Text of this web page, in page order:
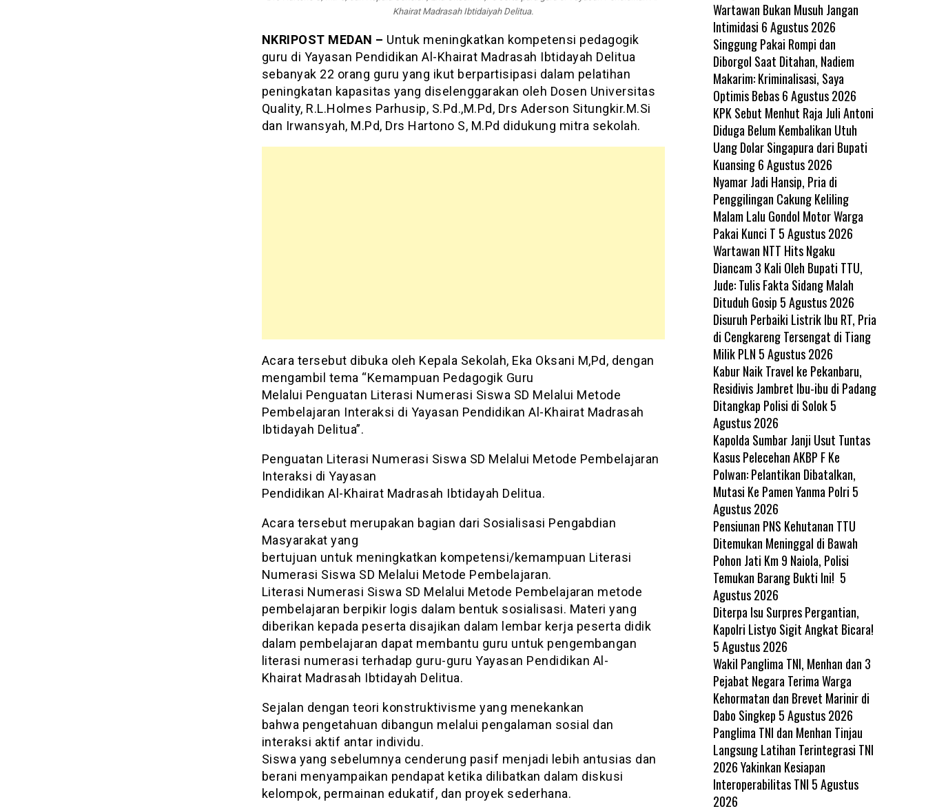
Khairat Madrasah Ibtidaiyah Delitua.
NKRIPOST MEDAN – Untuk meningkatkan kompetensi pedagogik
guru di Yayasan Pendidikan Al-Khairat Madrasah Ibtidayah Delitua
sebanyak 22 orang guru yang ikut berpartisipasi dalam pelatihan
peningkatan kapasitas yang diselenggarakan oleh Dosen Universitas
Quality, R.L.Holmes Parhusip, S.Pd.,M.Pd, Drs Aderson Situngkir.M.Si
dan Irwansyah, M.Pd, Drs Hartono S, M.Pd didukung mitra sekolah.
Acara tersebut dibuka oleh Kepala Sekolah, Eka Oksani M,Pd, dengan
mengambil tema “Kemampuan Pedagogik Guru
Melalui Penguatan Literasi Numerasi Siswa SD Melalui Metode
Pembelajaran Interaksi di Yayasan Pendidikan Al-Khairat Madrasah
Ibtidayah Delitua”.
Penguatan Literasi Numerasi Siswa SD Melalui Metode Pembelajaran
Interaksi di Yayasan
Pendidikan Al-Khairat Madrasah Ibtidayah Delitua.
Acara tersebut merupakan bagian dari Sosialisasi Pengabdian
Masyarakat yang
bertujuan untuk meningkatkan kompetensi/kemampuan Literasi
Numerasi Siswa SD Melalui Metode Pembelajaran.
Literasi Numerasi Siswa SD Melalui Metode Pembelajaran metode
pembelajaran berpikir logis dalam bentuk sosialisasi. Materi yang
diberikan kepada peserta disajikan dalam lembar kerja peserta didik
dalam pembelajaran dapat membantu guru untuk pengembangan
literasi numerasi terhadap guru-guru Yayasan Pendidikan Al-
Khairat Madrasah Ibtidayah Delitua.
Sejalan dengan teori konstruktivisme yang menekankan
bahwa pengetahuan dibangun melalui pengalaman sosial dan
interaksi aktif antar individu.
Siswa yang sebelumnya cenderung pasif menjadi lebih antusias dan
berani menyampaikan pendapat ketika dilibatkan dalam diskusi
kelompok, permainan edukatif, dan proyek sederhana.
Wartawan Bukan Musuh Jangan
Intimidasi 6 Agustus 2026
Singgung Pakai Rompi dan
Diborgol Saat Ditahan, Nadiem
Makarim: Kriminalisasi, Saya
Optimis Bebas 6 Agustus 2026
KPK Sebut Menhut Raja Juli Antoni
Diduga Belum Kembalikan Utuh
Uang Dolar Singapura dari Bupati
Kuansing 6 Agustus 2026
Nyamar Jadi Hansip, Pria di
Penggilingan Cakung Keliling
Malam Lalu Gondol Motor Warga
Pakai Kunci T 5 Agustus 2026
Wartawan NTT Hits Ngaku
Diancam 3 Kali Oleh Bupati TTU,
Jude: Tulis Fakta Sidang Malah
Dituduh Gosip 5 Agustus 2026
Disuruh Perbaiki Listrik Ibu RT, Pria
di Cengkareng Tersengat di Tiang
Milik PLN 5 Agustus 2026
Kabur Naik Travel ke Pekanbaru,
Residivis Jambret Ibu-ibu di Padang
Ditangkap Polisi di Solok 5
Agustus 2026
Kapolda Sumbar Janji Usut Tuntas
Kasus Pelecehan AKBP F Ke
Polwan: Pelantikan Dibatalkan,
Mutasi Ke Pamen Yanma Polri 5
Agustus 2026
Pensiunan PNS Kehutanan TTU
Ditemukan Meninggal di Bawah
Pohon Jati Km 9 Naiola, Polisi
Temukan Barang Bukti Ini! 5
Agustus 2026
Diterpa Isu Surpres Pergantian,
Kapolri Listyo Sigit Angkat Bicara!
5 Agustus 2026
Wakil Panglima TNI, Menhan dan 3
Pejabat Negara Terima Warga
Kehormatan dan Brevet Marinir di
Dabo Singkep 5 Agustus 2026
Panglima TNI dan Menhan Tinjau
Langsung Latihan Terintegrasi TNI
2026 Yakinkan Kesiapan
Interoperabilitas TNI 5 Agustus
2026